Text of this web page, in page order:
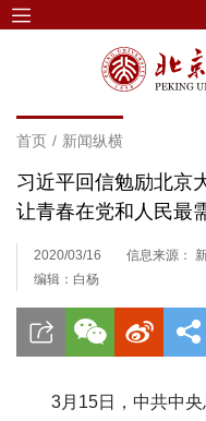
首页 / 新闻纵横
习近平回信勉励北京
让青春在党和人民最
2020/03/16
信息来源：
编辑：白杨
3月15日， 中共中